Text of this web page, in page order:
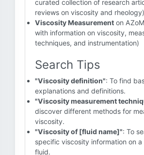
curated collection of research
reviews on viscosity and rheology)
Viscosity Measurement on
with information on viscosity,
techniques, and instrumentation)
Search Tips
"Viscosity definition": To find
explanations and definitions.
"Viscosity measurement
discover different methods for
viscosity.
"Viscosity of [fluid name]": To
specific viscosity information on
fluid.